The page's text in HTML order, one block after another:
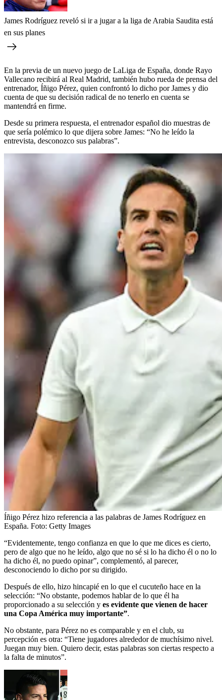
James Rodríguez reveló si ir a jugar a la liga de Arabia Saudita está
en sus planes
En la previa de un nuevo juego de LaLiga de España, donde Rayo
Vallecano recibirá al Real Madrid, también hubo rueda de prensa del
entrenador, Íñigo Pérez, quien confrontó lo dicho por James y dio
cuenta de que su decisión radical de no tenerlo en cuenta se
mantendrá en firme.
Desde su primera respuesta, el entrenador español dio muestras de
que sería polémico lo que dijera sobre James: “No he leído la
entrevista, desconozco sus palabras”.
Íñigo Pérez hizo referencia a las palabras de James Rodríguez en
España. Foto: Getty Images
“Evidentemente, tengo confianza en que lo que me dices es cierto,
pero de algo que no he leído, algo que no sé si lo ha dicho él o no lo
ha dicho él, no puedo opinar”, complementó, al parecer,
desconociendo lo dicho por su dirigido.
Después de ello, hizo hincapié en lo que el cucuteño hace en la
selección: “No obstante, podemos hablar de lo que él ha
proporcionado a su selección y es evidente que vienen de hacer
una Copa América muy importante”.
No obstante, para Pérez no es comparable y en el club, su
percepción es otra: “Tiene jugadores alrededor de muchísimo nivel.
Juegan muy bien. Quiero decir, estas palabras son ciertas respecto a
la falta de minutos”.